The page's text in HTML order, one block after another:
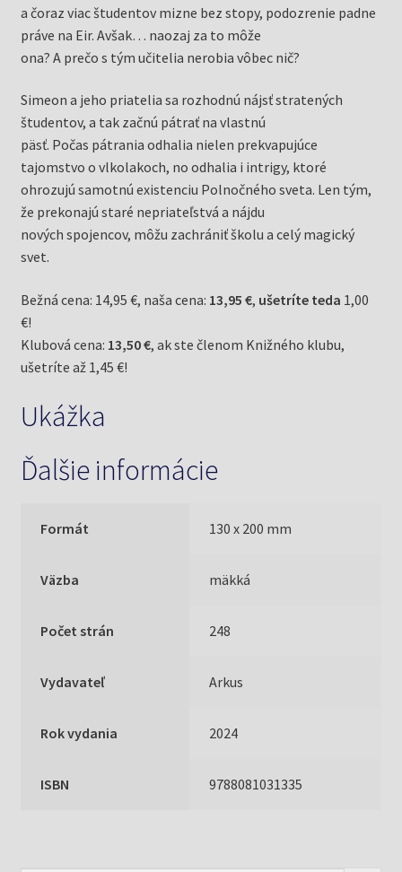
a čoraz viac študentov mizne bez stopy, podozrenie padne
práve na Eir. Avšak… naozaj za to môže
ona? A prečo s tým učitelia nerobia vôbec nič?
Simeon a jeho priatelia sa rozhodnú nájsť stratených
študentov, a tak začnú pátrať na vlastnú
päsť. Počas pátrania odhalia nielen prekvapujúce
tajomstvo o vlkolakoch, no odhalia i intrigy, ktoré
ohrozujú samotnú existenciu Polnočného sveta. Len tým,
že prekonajú staré nepriateľstvá a nájdu
nových spojencov, môžu zachrániť školu a celý magický
svet.
Bežná cena: 14,95 €, naša cena: 13,95 €, ušetríte teda 1,00
€!
Klubová cena: 13,50 €, ak ste členom Knižného klubu,
ušetríte až 1,45 €!
Ukážka
Ďalšie informácie
Formát 130 x 200 mm
Väzba mäkká
Počet strán 248
Vydavateľ Arkus
Rok vydania 2024
ISBN 9788081031335